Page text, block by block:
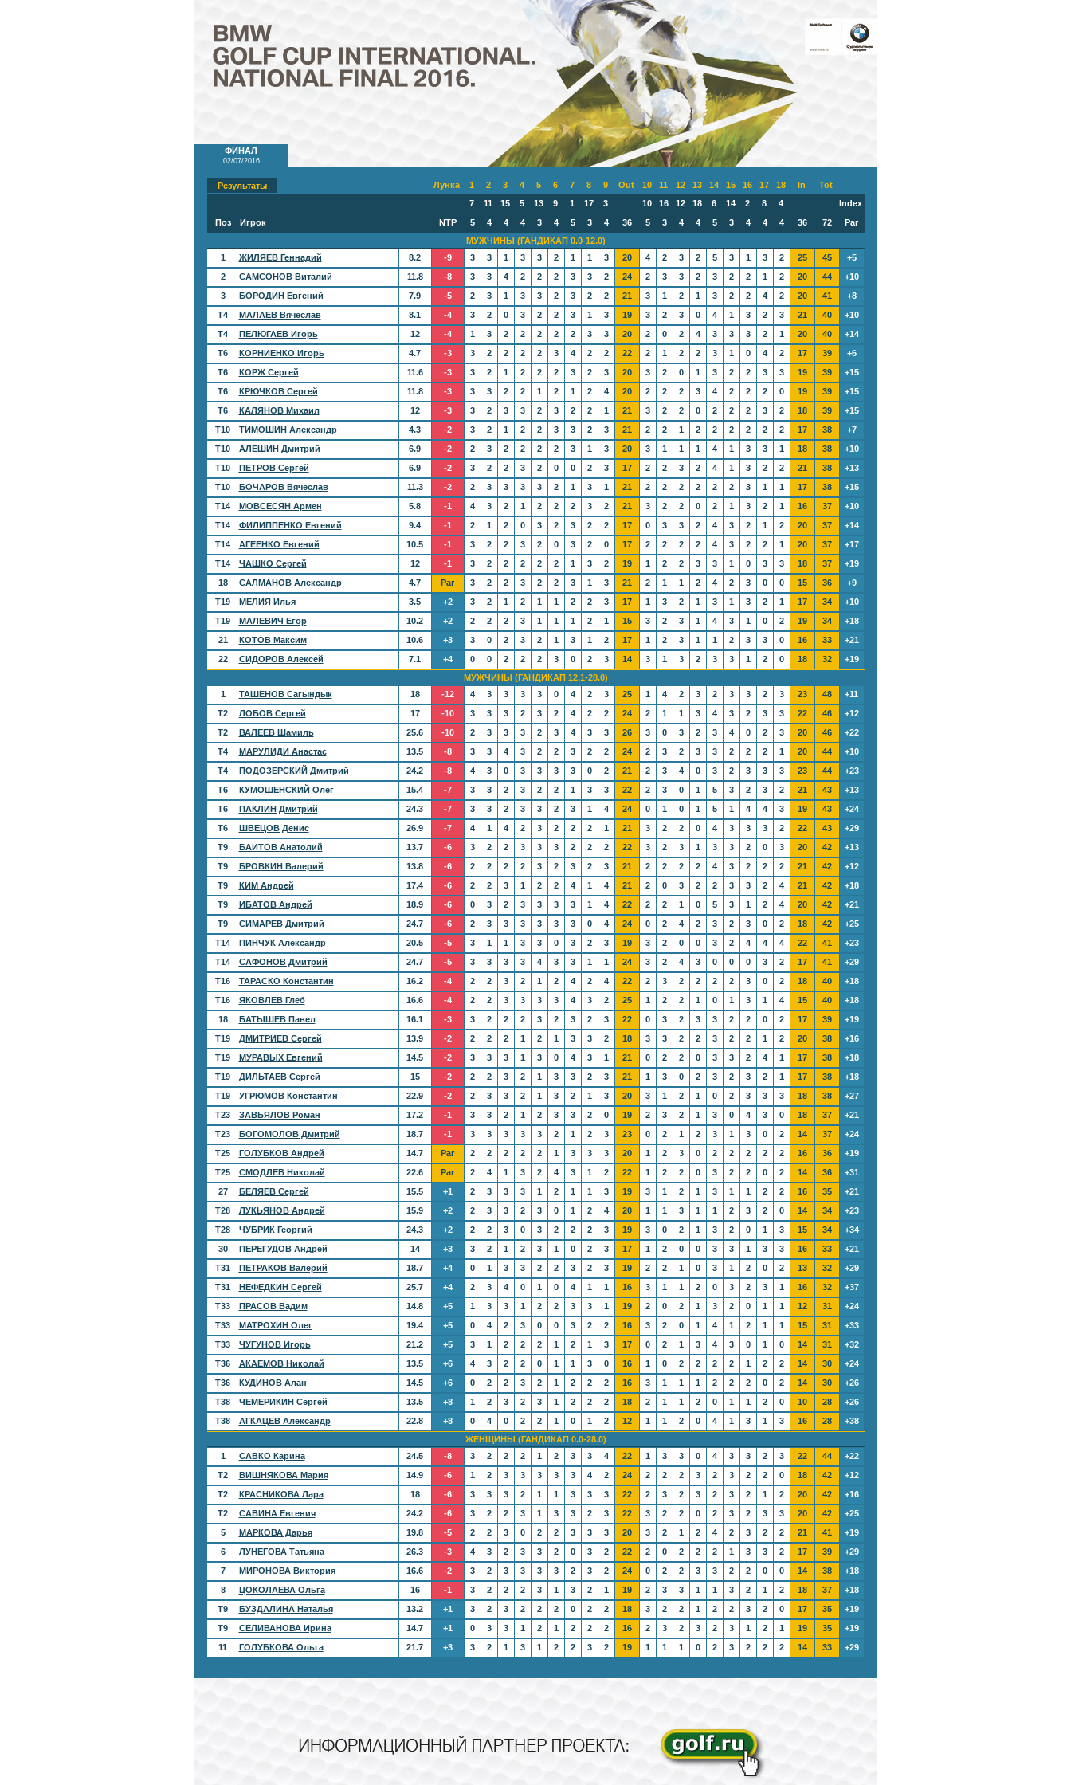
ФИНАЛ
02/07/2016
Результаты Лунка 1 2 3 4 5 6 7 8 9 Out 10 11 12 13 14 15 16 17 18 In
Tot
7
11 15 5 13 9 1 17 3 10 16 12 18 6 14 2 8 4
Index
Поз
Игрок NTP 5 4 4 4 3 4 5 3 4 36 5 3 4 4 5 3 4 4 4 36 72
Par
МУЖЧИНЫ (ГАНДИКАП 0.0-12.0)
1
ЖИЛЯЕВ Геннадий 8.2 -9 3 3 1 3 3 2 1 1 3 20 4 2 3 2 5 3 1 3 2 25 45
+5
2
САМСОНОВ Виталий 11.8 -8 3 3 4 2 2 2 3 3 2 24 2 3 3 2 3 2 2 1 2 20 44
+10
3
БОРОДИН Евгений 7.9 -5 2 3 1 3 3 2 3 2 2 21 3 1 2 1 3 2 2 4 2 20 41
+8
T4
МАЛАЕВ Вячеслав 8.1 -4 3 2 0 3 2 2 3 1 3 19 3 2 3 0 4 1 3 2 3 21 40
+10
T4
ПЕЛЮГАЕВ Игорь 12 -4 1 3 2 2 2 2 2 3 3 20 2 0 2 4 3 3 3 2 1 20 40
+14
T6
КОРНИЕНКО Игорь 4.7 -3 3 2 2 2 2 3 4 2 2 22 2 1 2 2 3 1 0 4 2 17 39
+6
T6
КОРЖ Сергей 11.6 -3 3 2 1 2 2 2 3 2 3 20 3 2 0 1 3 2 2 3 3 19 39
+15
T6
КРЮЧКОВ Сергей 11.8 -3 3 3 2 2 1 2 1 2 4 20 2 2 2 3 4 2 2 2 0 19 39
+15
T6
КАЛЯНОВ Михаил 12 -3 3 2 3 3 2 3 2 2 1 21 3 2 2 0 2 2 2 3 2 18 39
+15
T10
ТИМОШИН Александр 4.3 -2 3 2 1 2 2 3 3 2 3 21 2 2 1 2 2 2 2 2 2 17 38
+7
T10
АЛЕШИН Дмитрий 6.9 -2 2 3 2 2 2 2 3 1 3 20 3 1 1 1 4 1 3 3 1 18 38
+10
T10
ПЕТРОВ Сергей 6.9 -2 3 2 2 3 2 0 0 2 3 17 2 2 3 2 4 1 3 2 2 21 38
+13
T10
БОЧАРОВ Вячеслав 11.3 -2 2 3 3 3 3 2 1 3 1 21 2 2 2 2 2 2 3 1 1 17 38
+15
T14
МОВСЕСЯН Армен 5.8 -1 4 3 2 1 2 2 2 3 2 21 3 2 2 0 2 1 3 2 1 16 37
+10
T14
ФИЛИППЕНКО Евгений 9.4 -1 2 1 2 0 3 2 3 2 2 17 0 3 3 2 4 3 2 1 2 20 37
+14
T14
АГЕЕНКО Евгений 10.5 -1 3 2 2 3 2 0 3 2 0 17 2 2 2 2 4 3 2 2 1 20 37
+17
T14
ЧАШКО Сергей 12 -1 3 2 2 2 2 2 1 3 2 19 1 2 2 3 3 1 0 3 3 18 37
+19
18
САЛМАНОВ Александр 4.7 Par 3 2 2 3 2 2 3 1 3 21 2 1 1 2 4 2 3 0 0 15 36
+9
T19
МЕЛИЯ Илья 3.5 +2 3 2 1 2 1 1 2 2 3 17 1 3 2 1 3 1 3 2 1 17 34
+10
T19
МАЛЕВИЧ Егор 10.2 +2 2 2 2 3 1 1 1 2 1 15 3 2 3 1 4 3 1 0 2 19 34
+18
21
КОТОВ Максим 10.6 +3 3 0 2 3 2 1 3 1 2 17 1 2 3 1 1 2 3 3 0 16 33
+21
22
СИДОРОВ Алексей 7.1 +4 0 0 2 2 2 3 0 2 3 14 3 1 3 2 3 3 1 2 0 18 32
+19
МУЖЧИНЫ (ГАНДИКАП 12.1-28.0)
1
ТАШЕНОВ Сагындык 18 -12 4 3 3 3 3 0 4 2 3 25 1 4 2 3 2 3 3 2 3 23 48
+11
T2
ЛОБОВ Сергей 17 -10 3 3 3 2 3 2 4 2 2 24 2 1 1 3 4 3 2 3 3 22 46
+12
T2
ВАЛЕЕВ Шамиль 25.6 -10 2 3 3 3 2 3 4 3 3 26 3 0 3 2 3 4 0 2 3 20 46
+22
T4
МАРУЛИДИ Анастас 13.5 -8 3 3 4 3 2 2 3 2 2 24 2 3 2 3 3 2 2 2 1 20 44
+10
T4
ПОДОЗЕРСКИЙ Дмитрий 24.2 -8 4 3 0 3 3 3 3 0 2 21 2 3 4 0 3 2 3 3 3 23 44
+23
T6
КУМОШЕНСКИЙ Олег 15.4 -7 3 3 2 3 2 2 1 3 3 22 2 3 0 1 5 3 2 3 2 21 43
+13
T6
ПАКЛИН Дмитрий 24.3 -7 3 3 2 3 3 2 3 1 4 24 0 1 0 1 5 1 4 4 3 19 43
+24
T6
ШВЕЦОВ Денис 26.9 -7 4 1 4 2 3 2 2 2 1 21 3 2 2 0 4 3 3 3 2 22 43
+29
T9
БАИТОВ Анатолий 13.7 -6 3 2 2 3 3 3 2 2 2 22 3 2 3 1 3 3 2 0 3 20 42
+13
T9
БРОВКИН Валерий 13.8 -6 2 2 2 2 3 2 3 2 3 21 2 2 2 2 4 3 2 2 2 21 42
+12
T9
КИМ Андрей 17.4 -6 2 2 3 1 2 2 4 1 4 21 2 0 3 2 2 3 3 2 4 21 42
+18
T9
ИБАТОВ Андрей 18.9 -6 0 3 2 3 3 3 3 1 4 22 2 2 1 0 5 3 1 2 4 20 42
+21
T9
СИМАРЕВ Дмитрий 24.7 -6 2 3 3 3 3 3 3 0 4 24 0 2 4 2 3 2 3 0 2 18 42
+25
T14
ПИНЧУК Александр 20.5 -5 3 1 1 3 3 0 3 2 3 19 3 2 0 0 3 2 4 4 4 22 41
+23
T14
САФОНОВ Дмитрий 24.7 -5 3 3 3 3 4 3 3 1 1 24 3 2 4 3 0 0 0 3 2 17 41
+29
T16
ТАРАСКО Константин 16.2 -4 2 2 3 2 1 2 4 2 4 22 2 3 2 2 2 2 3 0 2 18 40
+18
T16
ЯКОВЛЕВ Глеб 16.6 -4 2 2 3 3 3 3 4 3 2 25 1 2 2 1 0 1 3 1 4 15 40
+18
18
БАТЫШЕВ Павел 16.1 -3 3 2 2 2 3 2 3 2 3 22 0 3 2 3 3 2 2 0 2 17 39
+19
T19
ДМИТРИЕВ Сергей 13.9 -2 2 2 2 1 2 1 3 3 2 18 3 3 2 2 3 2 2 1 2 20 38
+16
T19
МУРАВЫХ Евгений 14.5 -2 3 3 3 1 3 0 4 3 1 21 0 2 2 0 3 3 2 4 1 17 38
+18
T19
ДИЛЬТАЕВ Сергей 15 -2 2 2 3 2 1 3 3 2 3 21 1 3 0 2 3 2 3 2 1 17 38
+18
T19
УГРЮМОВ Константин 22.9 -2 2 3 3 2 1 3 2 1 3 20 3 1 2 1 0 2 3 3 3 18 38
+27
T23
ЗАВЬЯЛОВ Роман 17.2 -1 3 3 2 1 2 3 3 2 0 19 2 3 2 1 3 0 4 3 0 18 37
+21
T23
БОГОМОЛОВ Дмитрий 18.7 -1 3 3 3 3 3 2 1 2 3 23 0 2 1 2 3 1 3 0 2 14 37
+24
T25
ГОЛУБКОВ Андрей 14.7 Par 2 2 2 2 2 1 3 3 3 20 1 2 3 0 2 2 2 2 2 16 36
+19
T25
СМОДЛЕВ Николай 22.6 Par 2 4 1 3 2 4 3 1 2 22 1 2 2 0 3 2 2 0 2 14 36
+31
27
БЕЛЯЕВ Сергей 15.5 +1 2 3 3 3 1 2 1 1 3 19 3 1 2 1 3 1 1 2 2 16 35
+21
T28
ЛУКЬЯНОВ Андрей 15.9 +2 2 3 3 2 3 0 1 2 4 20 1 1 3 1 1 2 3 2 0 14 34
+23
T28
ЧУБРИК Георгий 24.3 +2 2 2 3 0 3 2 2 2 3 19 3 0 2 1 3 2 0 1 3 15 34
+34
30
ПЕРЕГУДОВ Андрей 14 +3 3 2 1 2 3 1 0 2 3 17 1 2 0 0 3 3 1 3 3 16 33
+21
T31
ПЕТРАКОВ Валерий 18.7 +4 0 1 3 3 2 2 3 2 3 19 2 2 1 0 3 1 2 0 2 13 32
+29
T31
НЕФЕДКИН Сергей 25.7 +4 2 3 4 0 1 0 4 1 1 16 3 1 1 2 0 3 2 3 1 16 32
+37
T33
ПРАСОВ Вадим 14.8 +5 1 3 3 1 2 2 3 3 1 19 2 0 2 1 3 2 0 1 1 12 31
+24
T33
МАТРОХИН Олег 19.4 +5 0 4 2 3 0 0 3 2 2 16 3 2 0 1 4 1 2 1 1 15 31
+33
T33
ЧУГУНОВ Игорь 21.2 +5 3 1 2 2 2 1 2 1 3 17 0 2 1 3 4 3 0 1 0 14 31
+32
T36
АКАЕМОВ Николай 13.5 +6 4 3 2 2 0 1 1 3 0 16 1 0 2 2 2 2 1 2 2 14 30
+24
T36
КУДИНОВ Алан 14.5 +6 0 2 2 3 2 1 2 2 2 16 3 1 1 1 2 2 2 0 2 14 30
+26
T38
ЧЕМЕРИКИН Сергей 13.5 +8 1 2 3 2 3 1 2 2 2 18 2 1 1 2 0 1 1 2 0 10 28
+26
T38
АГКАЦЕВ Александр 22.8 +8 0 4 0 2 2 1 0 1 2 12 1 1 2 0 4 1 3 1 3 16 28
+38
ЖЕНЩИНЫ (ГАНДИКАП 0.0-28.0)
1
САВКО Карина 24.5 -8 3 2 2 2 1 2 3 3 4 22 1 3 3 0 4 3 3 2 3 22 44
+22
T2
ВИШНЯКОВА Мария 14.9 -6 1 2 3 3 3 3 3 4 2 24 2 2 2 3 2 3 2 2 0 18 42
+12
T2
КРАСНИКОВА Лара 18 -6 3 3 3 2 1 1 3 3 3 22 2 3 2 3 2 3 2 1 2 20 42
+16
T2
САВИНА Евгения 24.2 -6 3 2 2 3 1 3 3 2 3 22 3 2 2 0 2 3 2 3 3 20 42
+25
5
МАРКОВА Дарья 19.8 -5 2 2 3 0 2 2 3 3 3 20 3 2 1 2 4 2 3 2 2 21 41
+19
6
ЛУНЕГОВА Татьяна 26.3 -3 4 3 2 3 3 2 0 3 2 22 2 0 2 2 2 1 3 3 2 17 39
+29
7
МИРОНОВА Виктория 16.6 -2 3 2 3 3 3 3 2 3 2 24 0 2 2 3 3 2 2 0 0 14 38
+18
8
ЦОКОЛАЕВА Ольга 16 -1 3 2 2 2 3 1 3 2 1 19 2 3 3 1 1 3 2 1 2 18 37
+18
T9
БУЗДАЛИНА Наталья 13.2 +1 3 2 3 2 2 2 0 2 2 18 3 2 2 1 2 2 3 2 0 17 35
+19
T9
СЕЛИВАНОВА Ирина 14.7 +1 0 3 3 1 2 1 2 2 2 16 2 3 2 3 2 3 1 2 1 19 35
+19
11
ГОЛУБКОВА Ольга 21.7 +3 3 2 1 3 1 2 2 3 2 19 1 1 1 0 2 3 2 2 2 14 33 +29